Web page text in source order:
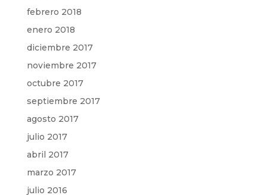
febrero 2018
enero 2018
diciembre 2017
noviembre 2017
octubre 2017
septiembre 2017
agosto 2017
julio 2017
abril 2017
marzo 2017
julio 2016